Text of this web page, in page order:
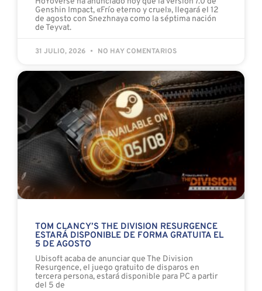
Genshin Impact, «Frío eterno y cruel», llegará el 12
de agosto con Snezhnaya como la séptima nación
de Teyvat.
31 JULIO, 2026 NO HAY COMENTARIOS
TOM CLANCY’S THE DIVISION RESURGENCE
ESTARÁ DISPONIBLE DE FORMA GRATUITA EL
5 DE AGOSTO
Ubisoft acaba de anunciar que The Division
Resurgence, el juego gratuito de disparos en
tercera persona, estará disponible para PC a partir
del 5 de